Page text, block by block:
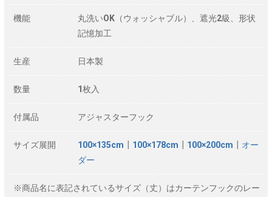
機能
丸洗いOK（ウォッシャブル）、遮光2級、形状
記憶加工
生産 日本製
数量 1枚入
付属品 アジャスターフック
サイズ展開 100×135cm 100×178cm 100×200cm
オー
ダー
※商品名に表記されているサイズ（丈）はカーテンフックのレー